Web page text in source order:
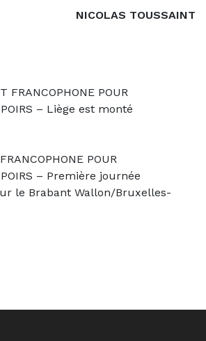
NICOLAS TOUSSAINT
FRANCOPHONE POUR
– Liège est monté
POUR
– Première journée
le Brabant Wallon/Bruxelles-